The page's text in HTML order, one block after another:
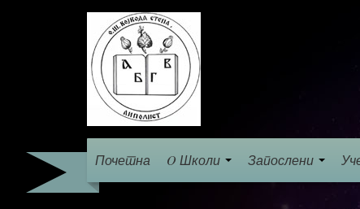
Почетна O Школи Запослени